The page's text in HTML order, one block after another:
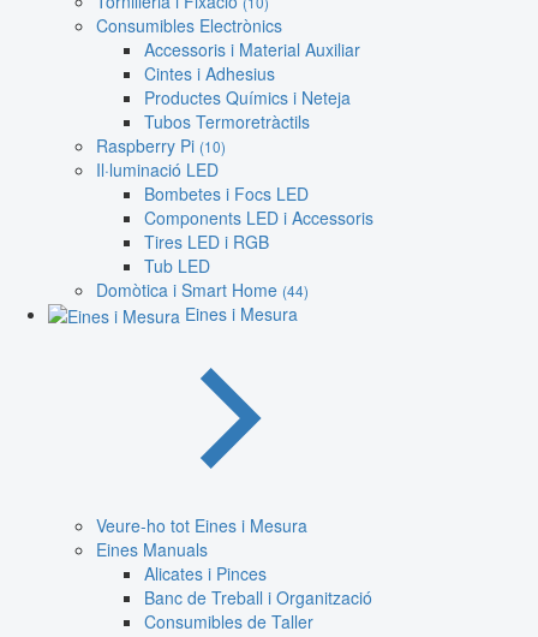
Consumibles Electrònics
Accessoris i Material Auxiliar
Cintes i Adhesius
Productes Químics i Neteja
Tubos Termoretràctils
Raspberry Pi (10)
Il·luminació LED
Bombetes i Focs LED
Components LED i Accessoris
Tires LED i RGB
Tub LED
Domòtica i Smart Home (44)
Eines i Mesura
Veure-ho tot Eines i Mesura
Eines Manuals
Alicates i Pinces
Banc de Treball i Organització
Consumibles de Taller